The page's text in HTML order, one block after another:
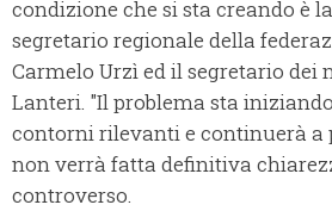
condizione che si sta creando è
segretario regionale della
Carmelo Urzì ed il segretario dei
Lanteri. "Il problema sta
contorni rilevanti e continuerà a
non verrà fatta definitiva
controverso.